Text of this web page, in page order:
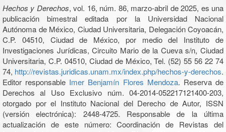
Hechos y Derechos, vol. 16, núm. 86, marzo-abril de 2025, es una
publicación bimestral editada por la Universidad Nacional
Autónoma de México, Ciudad Universitaria, Delegación Coyoacán,
C.P. 04510, Ciudad de México, por medio del Instituto de
Investigaciones Jurídicas, Circuito Mario de la Cueva s/n, Ciudad
Universitaria, C.P. 04510, Ciudad de México, Tel. (52) 55 56 22 74
74, http://revistas.juridicas.unam.mx/index.php/hechos-y-derechos.
Editor responsable Imer Benjamín Flores Mendoza. Reserva de
Derechos al Uso Exclusivo núm. 04-2014-052217121400-203,
otorgado por el Instituto Nacional del Derecho de Autor, ISSN
(versión electrónica): 2448-4725. Responsable de la última
actualización de este número: Coordinación de Revistas del